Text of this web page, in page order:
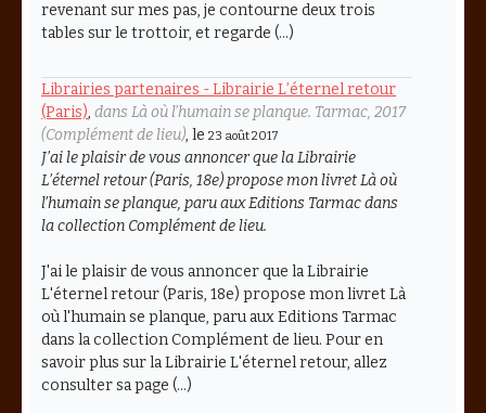
revenant sur mes pas, je contourne deux trois
tables sur le trottoir, et regarde (…)
Librairies partenaires - Librairie L’éternel retour
(Paris), dans Là où l’humain se planque. Tarmac, 2017
(Complément de lieu), le 23 août 2017
J’ai le plaisir de vous annoncer que la Librairie
L’éternel retour (Paris, 18e) propose mon livretLà où
l’humain se planque, paru aux Editions Tarmac dans
la collection Complément de lieu.
J'ai le plaisir de vous annoncer que la Librairie
L'éternel retour (Paris, 18e) propose mon livret Là
où l'humain se planque, paru aux Editions Tarmac
dans la collection Complément de lieu. Pour en
savoir plus sur la Librairie L'éternel retour, allez
consulter sa page (…)